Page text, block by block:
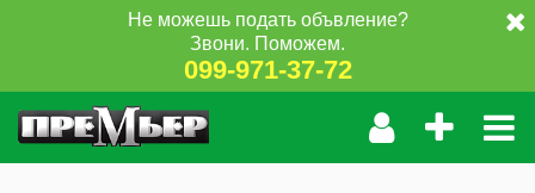
Не можешь подать объвление?
Звони. Поможем.
099-971-37-72